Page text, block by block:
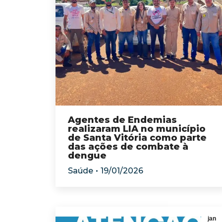
Agentes de Endemias
realizaram LIA no município
de Santa Vitória como parte
das ações de combate à
dengue
Saúde 19/01/2026
jan